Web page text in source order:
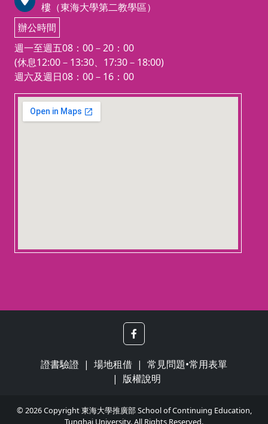
樓（東海大學第二教學區）
辦公時間
週一至週五08：00－20：00
(休息12:00－13:30、17:30－18:00)
週六及週日08：00－16：00
123 movies
embedgooglemap.net
證書驗證 場地租借
常見問題•常用表單
版權說明
© 2026 Copyright 東海大學推廣部 School of Continuing Education,
Tunghai University. All Rights Reserved.